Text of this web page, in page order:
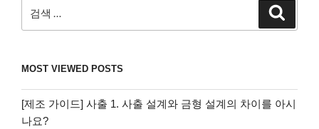
색:
MOST VIEWED POSTS
[제조 가이드] 사출 1. 사출 설계와 금형 설계의 차이를 아시
나요?